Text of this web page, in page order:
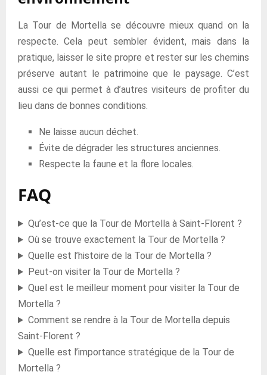
La Tour de Mortella se découvre mieux quand on la
respecte. Cela peut sembler évident, mais dans la
pratique, laisser le site propre et rester sur les chemins
préserve autant le patrimoine que le paysage. C’est
aussi ce qui permet à d’autres visiteurs de profiter du
lieu dans de bonnes conditions.
Ne laisse aucun déchet.
Évite de dégrader les structures anciennes.
Respecte la faune et la flore locales.
FAQ
Qu’est-ce que la Tour de Mortella à Saint-Florent ?
Où se trouve exactement la Tour de Mortella ?
Quelle est l’histoire de la Tour de Mortella ?
Peut-on visiter la Tour de Mortella ?
Quel est le meilleur moment pour visiter la Tour de
Mortella ?
Comment se rendre à la Tour de Mortella depuis
Saint-Florent ?
Quelle est l’importance stratégique de la Tour de
Mortella ?